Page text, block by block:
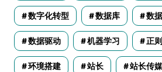
数字化转型 数据库 数
数据驱动 机器学习 正
环境搭建 站长 站长传媒